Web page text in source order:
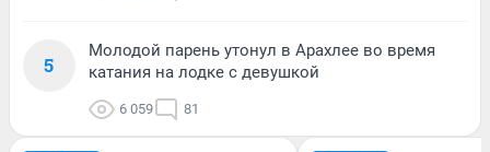
5
Молодой парень утонул в Арахлее во время
катания на лодке с девушкой
6 059 81